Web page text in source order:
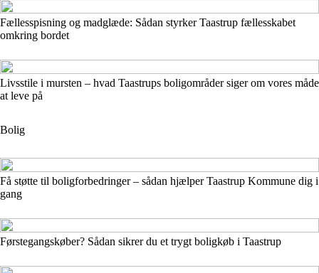
Fællesspisning og madglæde: Sådan styrker Taastrup fællesskabet
omkring bordet
Livsstile i mursten – hvad Taastrups boligområder siger om vores måde
at leve på
Bolig
Få støtte til boligforbedringer – sådan hjælper Taastrup Kommune dig i
gang
Førstegangskøber? Sådan sikrer du et trygt boligkøb i Taastrup